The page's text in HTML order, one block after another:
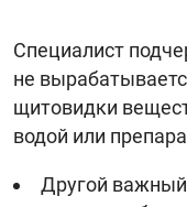
Специалист
не
щитовидки
водой или
Другой